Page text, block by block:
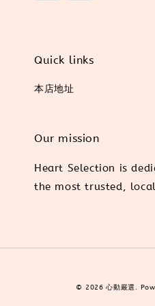
Quick links
本店地址
Our mission
Heart Selection is
the most trusted,
© 2026 心動嚴選.